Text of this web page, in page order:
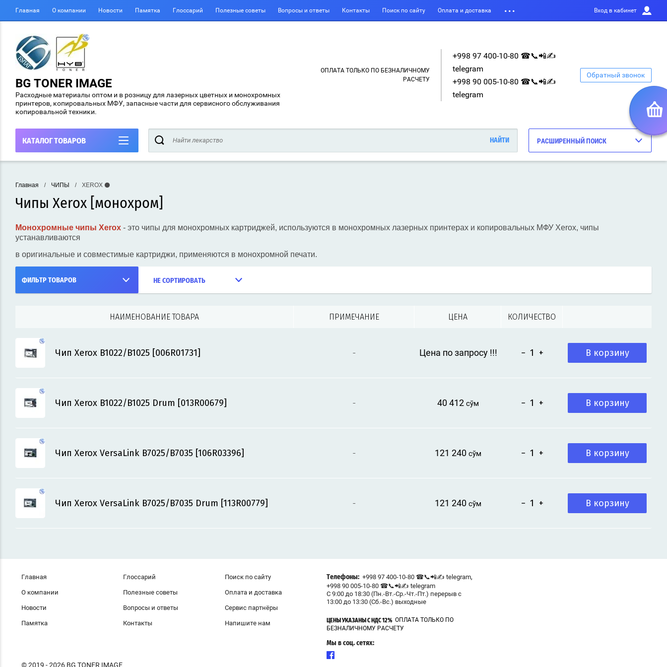
Главная О компании Новости Памятка Глоссарий Полезные советы Вопросы и ответы Контакты Поиск по сайту Оплата и доставка Вход в кабинет
BG TONER IMAGE
Расходные материалы оптом и в розницу для лазерных цветных и монохромных
принтеров, копировальных МФУ, запасные части для сервисного обслуживания
копировальной техники.
ОПЛАТА ТОЛЬКО ПО БЕЗНАЛИЧНОМУ
РАСЧЕТУ
+998 97 400-10-80 ☎📞📲✍
telegram
+998 90 005-10-80 ☎📞📲✍
telegram
Обратный звонок
КАТАЛОГ ТОВАРОВ РАСШИРЕННЫЙ ПОИСК
Главная / ЧИПЫ / XEROX ⚫
Чипы Xerox [монохром]
Монохромные чипы Xerox - это чипы для монохромных картриджей, используются в монохромных лазерных принтерах и копировальных МФУ Xerox, чипы
устанавливаются
в оригинальные и совместимые картриджи, применяются в монохромной печати.
ФИЛЬТР ТОВАРОВ НЕ СОРТИРОВАТЬ
НАИМЕНОВАНИЕ ТОВАРА ПРИМЕЧАНИЕ ЦЕНА КОЛИЧЕСТВО
Чип Xerox B1022/B1025 [006R01731] - Цена по запросу !!! − + В корзину
Чип Xerox B1022/B1025 Drum [013R00679] - 40 412 сўм − + В корзину
Чип Xerox VersaLink B7025/B7035 [106R03396] - 121 240 сўм − + В корзину
Чип Xerox VersaLink B7025/B7035 Drum [113R00779] - 121 240 сўм − + В корзину
Главная
О компании
Новости
Памятка
Глоссарий
Полезные советы
Вопросы и ответы
Контакты
Поиск по сайту
Оплата и доставка
Сервис партнёры
Напишите нам
Телефоны: +998 97 400-10-80 ☎📞📲✍ telegram,
+998 90 005-10-80 ☎📞📲✍ telegram
С 9:00 до 18:30 (Пн.-Вт.-Ср.-Чт.-Пт.) перерыв с
13:00 до 13:30 (Сб.-Вс.) выходные
ЦЕНЫ УКАЗАНЫ С НДС 12% ОПЛАТА ТОЛЬКО ПО
БЕЗНАЛИЧНОМУ РАСЧЕТУ
Мы в соц. сетях:
© 2019 - 2026 BG TONER IMAGE